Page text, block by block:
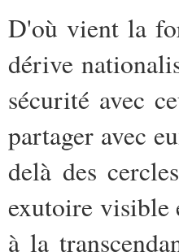
D'où vient la
dérive
sécurité avec
partager avec
delà des
exutoire visible
à la